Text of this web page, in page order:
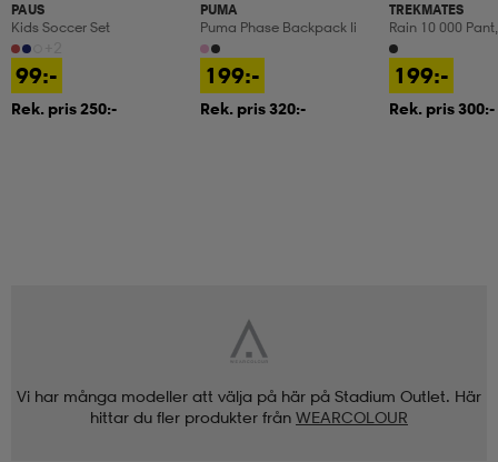
PAUS
Kids Soccer Set
99:-
Rek. pris 250:-
PUMA
Puma Phase Backpack Ii
199:-
Rek. pris 320:-
TREKMATES
Rain 10 000 Pant,
Regnbyxor,
199:-
Rek. pris 300:-
Vi har många modeller att välja på här på Stadium Outlet. Här
hittar du fler produkter från WEARCOLOUR